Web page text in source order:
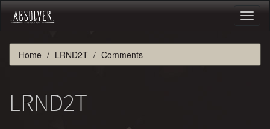
Home LRND2T Comments
LRND2T